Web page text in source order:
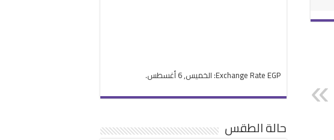
Exchange Rate EGP : الخميس, 6 أغسطس.
حالة الطقس